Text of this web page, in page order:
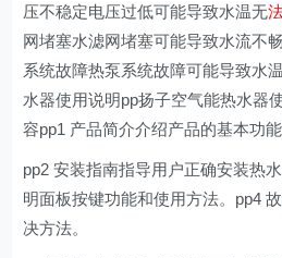
压不稳定电压过低可能导致水温无
网堵塞水滤网堵塞可能导致水流不
系统故障热泵系统故障可能导致水
水器使用说明pp扬子空气能热水器
容pp1 产品简介介绍产品的基本功能
pp2 安装指南指导用户正确安装热
明面板按键功能和使用方法。pp4
决方法。